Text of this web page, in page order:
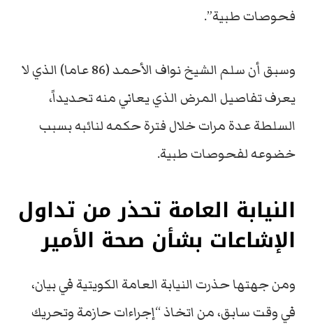
فحوصات طبية”.
وسبق أن سلم الشيخ نواف الأحمد (86 عاما) الذي لا
يعرف تفاصيل المرض الذي يعاني منه تحديداً،
السلطة عدة مرات خلال فترة حكمه لنائبه بسبب
خضوعه لفحوصات طبية.
النيابة العامة تحذر من تداول
الإشاعات بشأن صحة الأمير
ومن جهتها حذرت النيابة العامة الكويتية في بيان،
في وقت سابق، من اتخاذ “إجراءات حازمة وتحريك